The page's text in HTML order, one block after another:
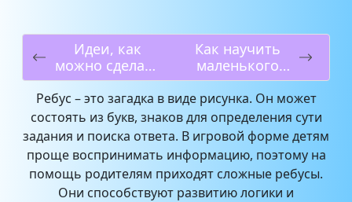
Идеи, как
можно сделать
книжку-
малышку
своими руками
Как научить
маленького
ребенка
жевать
твердую пищу?
Ребус – это загадка в виде рисунка. Он может
состоять из букв, знаков для определения сути
задания и поиска ответа. В игровой форме детям
проще воспринимать информацию, поэтому на
помощь родителям приходят сложные ребусы.
Они способствуют развитию логики и